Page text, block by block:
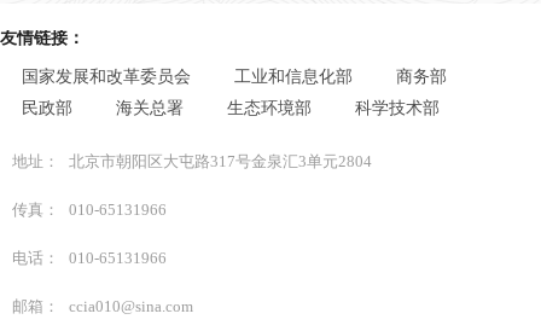
友情链接：
国家发展和改革委员会 工业和信息化部
商务部
民政部
海关总署 生态环境部 科学技术部
地址： 北京市朝阳区大屯路317号金泉汇3单元2804
传真： 010-65131966
电话： 010-65131966
邮箱： ccia010@sina.com